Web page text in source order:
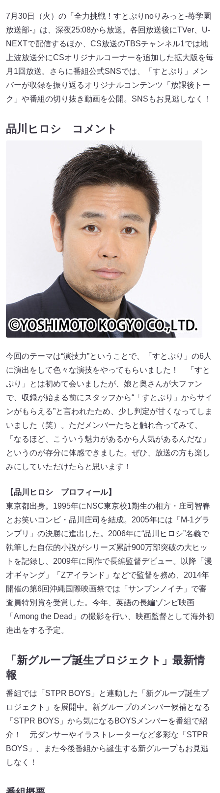
7月30日（火）の『全力挑戦！すとぷりnoりみっと-苺学園
放送部-』は、深夜25:08から放送。各回放送後にTVer、U-
NEXTで配信するほか、CS放送のTBSチャンネル1では地
上波放送分にCSオリジナルコーナーを追加した拡大版を毎
月1回放送。さらに番組公式SNSでは、「すとぷり」メン
バーが収録を振り返るオリジナルコンテンツ「放課後トー
ク」や番組の切り抜き動画を公開。SNSもお見逃しなく！
品川ヒロシ コメント
今回のテーマは“演技力”ということで、「すとぷり」の6人
に演出をして色々な演技をやってもらいました！ 「すと
ぷり」とは初めて会いましたが、娘と奥さんが大ファン
で、収録が始まる前にスタッフから“「すとぷり」からサイ
ンがもらえる”と言われたため、少し判定が甘くなってしま
いました（笑）。ただメンバーたちと触れ合ってみて、
「なるほど、こういう魅力があるから人気があるんだな」
というのが存分に体感できました。ぜひ、放送の方も楽し
みにしていただけたらと思います！
【品川ヒロシ プロフィール】
東京都出身。1995年にNSC東京校1期生の相方・庄司智春
とお笑いコンビ・品川庄司を結成。2005年には「M-1グラ
ンプリ」の決勝に進出した。2006年に“品川ヒロシ”名義で
執筆した自伝的小説がシリーズ累計900万部突破の大ヒッ
トを記録し、2009年に同作で長編監督デビュー。以降「漫
才ギャング」「Zアイランド」などで監督を務め、2014年
開催の第6回沖縄国際映画祭では「サンブンノイチ」で審
査員特別賞を受賞した。今年、英語の長編ゾンビ映画
「Among the Dead」の撮影を行い、映画監督として海外初
進出をする予定。
「新グループ誕生プロジェクト」最新情
報
番組では「STPR BOYS」と連動した「新グループ誕生プ
ロジェクト」を展開中。新グループのメンバー候補となる
「STPR BOYS」から気になるBOYSメンバーを番組で紹
介！ 元ダンサーやイラストレーターなど多彩な「STPR
BOYS」、また今後番組から誕生する新グループもお見逃
しなく！